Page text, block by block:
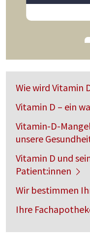
Wie wird Vitamin
Vitamin D – ein
Vitamin-D-
unsere
Vitamin D und
Patient:innen
Wir bestimmen
Ihre